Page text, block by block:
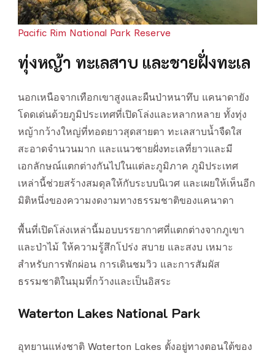
Pacific Rim National Park Reserve
ทุ่งหญ้า ทะเลสาบ และชายฝั่งทะเล
นอกเหนือจากเทือกเขาสูงและผืนป่าหนาทึบ แคนาดายัง
โดดเด่นด้วยภูมิประเทศที่เปิดโล่งและหลากหลาย ทั้งทุ่ง
หญ้ากว้างใหญ่ที่ทอดยาวสุดสายตา ทะเลสาบน้ำจืดใส
สะอาดจำนวนมาก และแนวชายฝั่งทะเลที่ยาวและมี
เอกลักษณ์แตกต่างกันไปในแต่ละภูมิภาค ภูมิประเทศ
เหล่านี้ช่วยสร้างสมดุลให้กับระบบนิเวศ และเผยให้เห็นอีก
มิติหนึ่งของความงดงามทางธรรมชาติของแคนาดา
พื้นที่เปิดโล่งเหล่านี้มอบบรรยากาศที่แตกต่างจากภูเขา
และป่าไม้ ให้ความรู้สึกโปร่ง สบาย และสงบ เหมาะ
สำหรับการพักผ่อน การเดินชมวิว และการสัมผัส
ธรรมชาติในมุมที่กว้างและเป็นอิสระ
Waterton Lakes National Park
อุทยานแห่งชาติ Waterton Lakes ตั้งอยู่ทางตอนใต้ของ